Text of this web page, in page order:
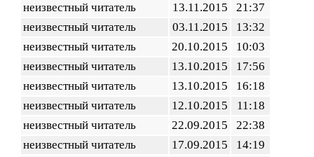
неизвестный читатель
13.11.2015
21:37
неизвестный читатель
03.11.2015
13:32
неизвестный читатель
20.10.2015
10:03
неизвестный читатель
13.10.2015
17:56
неизвестный читатель
13.10.2015
16:18
неизвестный читатель
12.10.2015
11:18
неизвестный читатель
22.09.2015
22:38
неизвестный читатель
17.09.2015
14:19